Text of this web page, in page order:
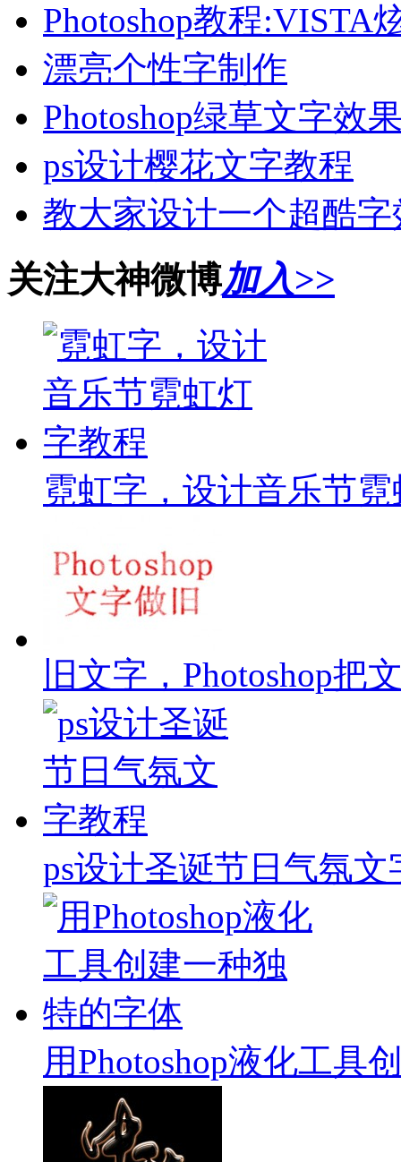
Photoshop教程:VISTA
漂亮个性字制作
Photoshop绿草文字效
ps设计樱花文字教程
教大家设计一个超酷字
关注大神微博加入>>
霓虹字，设计音乐节
旧文字，Photoshop把
ps设计圣诞节日气氛文
用Photoshop液化工具